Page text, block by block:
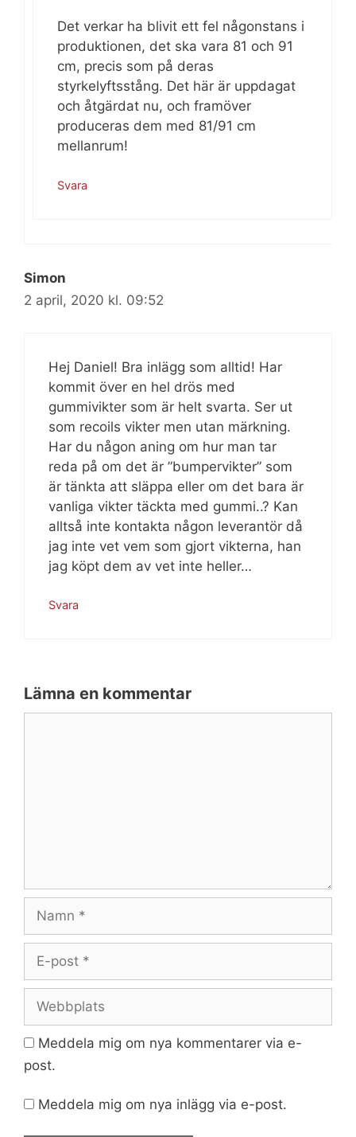
Det verkar ha blivit ett fel någonstans i
produktionen, det ska vara 81 och 91
cm, precis som på deras
styrkelyftsstång. Det här är uppdagat
och åtgärdat nu, och framöver
produceras dem med 81/91 cm
mellanrum!
Svara
Simon
2 april, 2020 kl. 09:52
Hej Daniel! Bra inlägg som alltid! Har
kommit över en hel drös med
gummivikter som är helt svarta. Ser ut
som recoils vikter men utan märkning.
Har du någon aning om hur man tar
reda på om det är ”bumpervikter” som
är tänkta att släppa eller om det bara är
vanliga vikter täckta med gummi..? Kan
alltså inte kontakta någon leverantör då
jag inte vet vem som gjort vikterna, han
jag köpt dem av vet inte heller…
Svara
Lämna en kommentar
post
Meddela mig om nya kommentarer via e-
post.
Meddela mig om nya inlägg via e-post.